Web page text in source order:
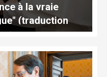
à la vraie
(traduction